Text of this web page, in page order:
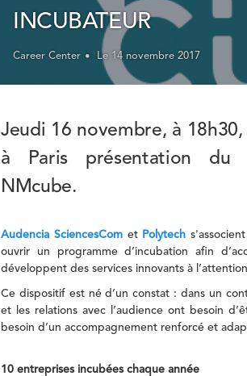
INCUBATEUR
Career Center Le 14 novembre 2017
Jeudi 16 novembre, à 18h30,
à Paris présentation du
NMcube.
Audencia SciencesCom et Polytech
ouvrir un programme d’incubation afin
développent des services innovants à
Ce dispositif est né d’un constat : dans un
et les relations avec l’audience ont besoin
besoin d’un accompagnement renforcé et
10 entreprises incubées chaque année